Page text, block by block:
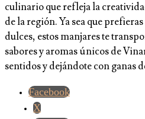
culinario que refleja la
de la región. Ya sea que
dulces, estos manjares te
sabores y aromas únicos de
sentidos y dejándote con ganas
Facebook
X